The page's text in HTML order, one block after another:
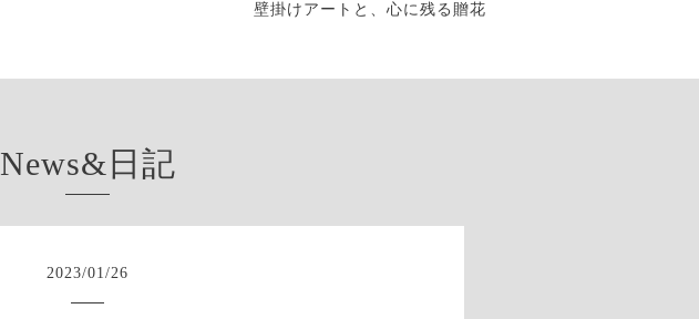
壁掛けアートと、心に残る贈花
News&日記
2023/01/26